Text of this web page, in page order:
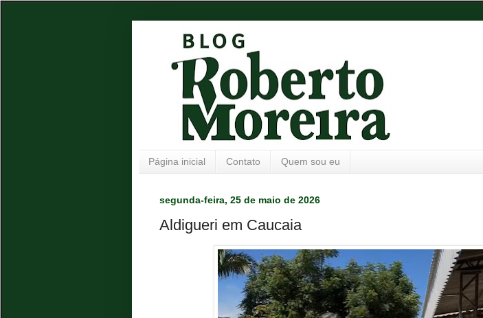
Página inicial Contato Quem sou eu
segunda-feira, 25 de maio de 2026
Aldigueri em Caucaia